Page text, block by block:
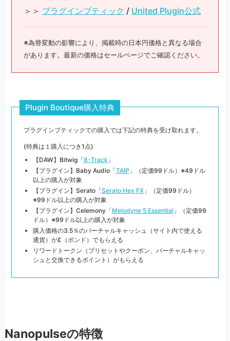
＞＞ プラグインブティック / United Plugin公式
※為替変動の影響により、掲載時の日本円価格と異なる場合
があります。最新の価格はセールページでご確認ください。
Plugin Boutique購入特典
プラグインブティックでの購入では下記の特典を受け取れます。
(特典は１購入につき1点)
【DAW】Bitwig「8-Track 」
【プラグイン】Baby Audio「TAIP 」（定価99ドル）※49ドル
以上の購入が対象
【プラグイン】Serato「Serato Hex FX」（定価99ドル）
※99ドル以上の購入が対象
【プラグイン】Celemony「Melodyne 5 Essential」（定価99
ドル）※99ドル以上の購入が対象
購入価格の3.5％のバーチャルキャッシュ（サイト内で使える
通貨）が£（ポンド）でもらえる
リワードトークン（プリセットやクーポン、バーチャルキャッ
シュと交換できるポイント）がもらえる
Nanopulseの特徴